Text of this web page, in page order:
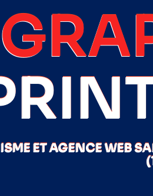
ET AGENCE WEB